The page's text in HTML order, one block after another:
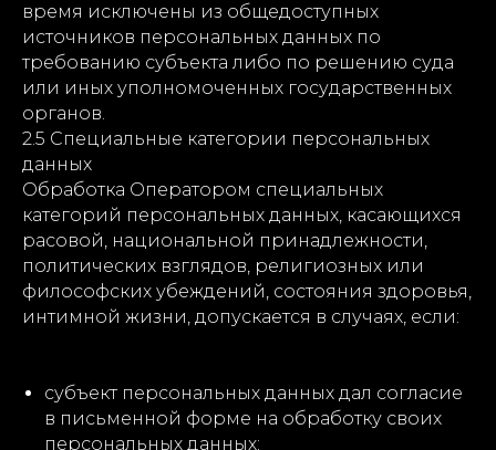
время исключены из общедоступных
источников персональных данных по
требованию субъекта либо по решению суда
или иных уполномоченных государственных
органов.
2.5 Специальные категории персональных
данных
Обработка Оператором специальных
категорий персональных данных, касающихся
расовой, национальной принадлежности,
политических взглядов, религиозных или
философских убеждений, состояния здоровья,
интимной жизни, допускается в случаях, если:
субъект персональных данных дал согласие
в письменной форме на обработку своих
персональных данных;